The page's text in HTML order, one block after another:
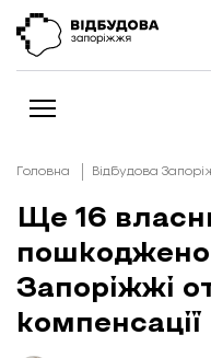
Новини
Відбудова
Ексклюзив
Бізнес
Шлях додому
Головна Відбудова
Ще 16
Запоріжжі
компенсації